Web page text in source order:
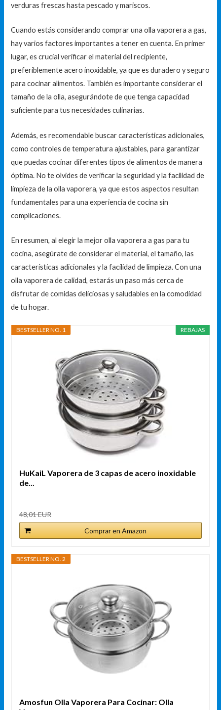
verduras frescas hasta pescado y mariscos.
Cuando estás considerando comprar una olla vaporera a gas,
hay varios factores importantes a tener en cuenta. En primer
lugar, es crucial verificar el material del recipiente,
preferiblemente acero inoxidable, ya que es duradero y seguro
para cocinar alimentos. También es importante considerar el
tamaño de la olla, asegurándote de que tenga capacidad
suficiente para tus necesidades culinarias.
Además, es recomendable buscar características adicionales,
como controles de temperatura ajustables, para garantizar
que puedas cocinar diferentes tipos de alimentos de manera
óptima. No te olvides de verificar la seguridad y la facilidad de
limpieza de la olla vaporera, ya que estos aspectos resultan
fundamentales para una experiencia de cocina sin
complicaciones.
En resumen, al elegir la mejor olla vaporera a gas para tu
cocina, asegúrate de considerar el material, el tamaño, las
características adicionales y la facilidad de limpieza. Con una
olla vaporera de calidad, estarás un paso más cerca de
disfrutar de comidas deliciosas y saludables en la comodidad
de tu hogar.
REBAJAS
BESTSELLER NO. 1
HuKaiL Vaporera de 3 capas de acero inoxidable
de...
48,01 EUR
Comprar en Amazon
BESTSELLER NO. 2
Amosfun Olla Vaporera Para Cocinar: Olla